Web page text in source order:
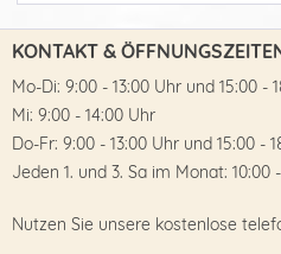
KONTAKT &
Mo-Di: 9:00 - 13:00 Uhr und 15:00 -
Mi: 9:00 - 14:00 Uhr
Do-Fr: 9:00 - 13:00 Uhr und 15:00 -
Jeden 1. und 3. Sa im Monat: 10:00
Nutzen Sie unsere kostenlose